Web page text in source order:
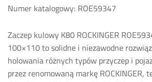
Numer katalogowy: ROE59347
Zaczep kulowy K80 ROCKINGER
100×110 to solidne i niezawodne
holowania różnych typów przyczep i
przez renomowaną markę ROCKINGER,